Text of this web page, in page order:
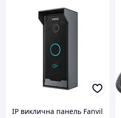
IP виклична панель Fanvil